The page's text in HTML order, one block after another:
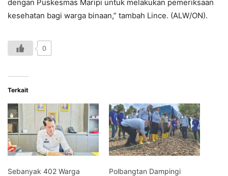
dengan Puskesmas Maripi untuk melakukan pemeriksaan
kesehatan bagi warga binaan,” tambah Lince. (ALW/ON).
0
Terkait
Sebanyak 402 Warga
Polbangtan Dampingi